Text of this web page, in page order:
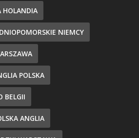
HOLANDIA
NIEMCY
POLSKA
BELGII
ANGLIA